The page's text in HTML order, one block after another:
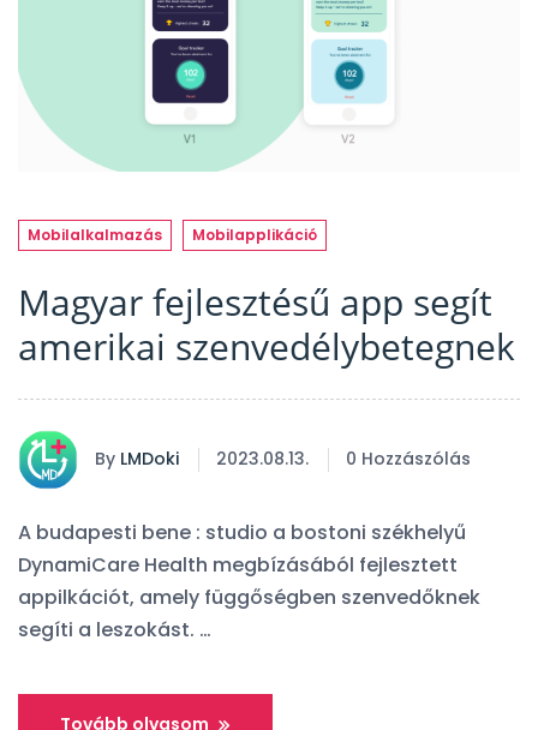
Mobilalkalmazás Mobilapplikáció
Magyar fejlesztésű app segít
amerikai szenvedélybetegnek
By LMDoki 2023.08.13. 0 Hozzászólás
A budapesti bene : studio a bostoni székhelyű
DynamiCare Health megbízásából fejlesztett
appilkációt, amely függőségben szenvedőknek
segíti a leszokást. …
Tovább olvasom